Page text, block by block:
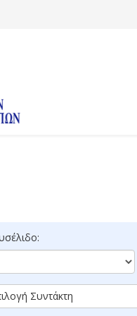
Συντάκτη